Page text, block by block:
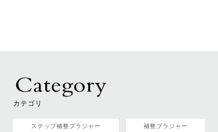
カテゴリ
ステップ補整ブラジャー 補整ブラジャー